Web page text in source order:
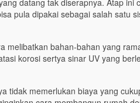
pula dipakai sebagai salah satu
melibatkan bahan-bahan yang
korosi sertya sinar UV yang
tidak memerlukan biaya yang